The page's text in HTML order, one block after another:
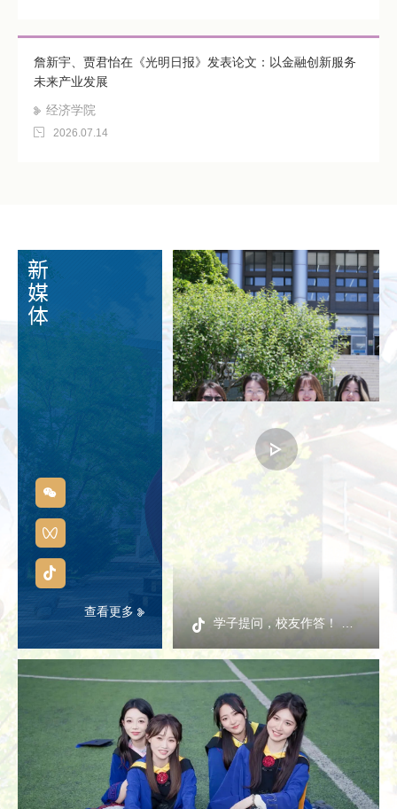
詹新宇、贾君怡在《光明日报》发表论文：以金融创新服务
未来产业发展
经济学院
2026.07.14
新媒体
查看更多
学子提问，校友作答！ 看北工商归来校友，如何解读我们的青春迷茫。# 青春 # 大学生 # 校友返校日 # 街采